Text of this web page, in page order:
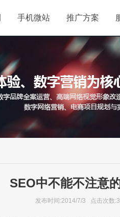
手机微站 推广方案
SEO中不能不注意
发布时间:2014/7/3 点击次数